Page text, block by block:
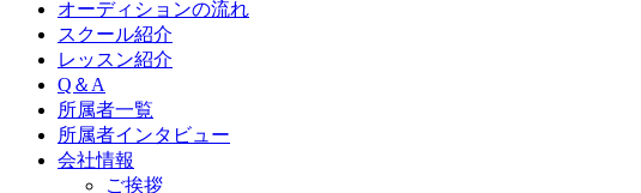
オーディションの流れ
スクール紹介
レッスン紹介
Q＆A
所属者一覧
所属者インタビュー
会社情報
ご挨拶